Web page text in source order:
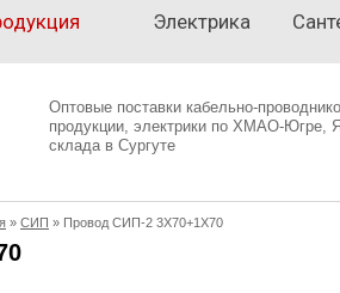
Электрика
Оптовые поставки кабельно-
продукции, электрики по ХМАО-Югре,
склада в Сургуте
» СИП » Провод СИП-2 3X70+1X70